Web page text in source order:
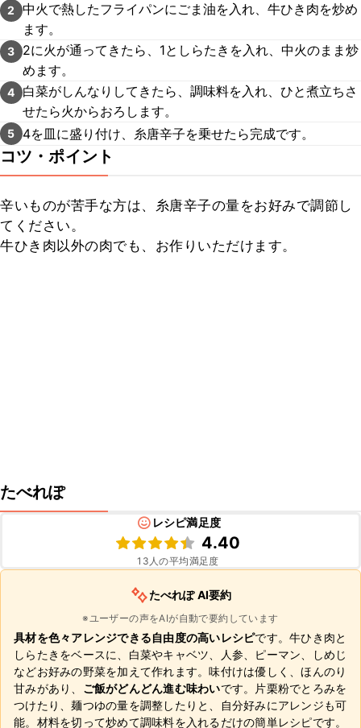
2
中火で熱したフライパンにごま油を入れ、牛ひき肉を炒め
ます。
3
2に火が通ってきたら、1としらたきを入れ、中火のまま炒
めます。
4
白菜がしんなりしてきたら、調味料を入れ、ひと煮立ちさ
せたら火からおろします。
5 4を皿に盛り付け、糸唐辛子を乗せたら完成です。
コツ・ポイント
辛いものが苦手な方は、糸唐辛子の量をお好みで調節し
てください。
牛ひき肉以外の肉でも、お作りいただけます。
たべれぽ
レシピ満足度
4.40
13 人の平均満足度
たべれぽ AI要約
※ユーザーの声をAIが自動で要約しています
具材を色々アレンジできる自由度の高いレシピです。牛ひき肉と
しらたきをベースに、白菜やキャベツ、人参、ピーマン、しめじ
などお好みの野菜を加えて作れます。味付けは優しく、ほんのり
甘みがあり、 ご飯がどんどん進む味わいです。片栗粉でとろみを
つけたり、麺つゆの量を調整したりと、自分好みにアレンジも可
能。材料を切って炒めて調味料を入れるだけの簡単レシピです。